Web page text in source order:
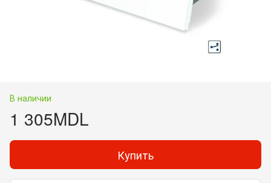
В наличии
1 305MDL
Купить